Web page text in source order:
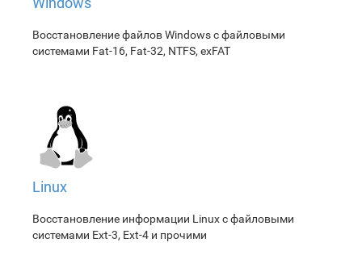
Восстановление файлов Windows с файловыми
системами Fat-16, Fat-32, NTFS, exFAT
Linux
Восстановление информации Linux с файловыми
системами Ext-3, Ext-4 и прочими